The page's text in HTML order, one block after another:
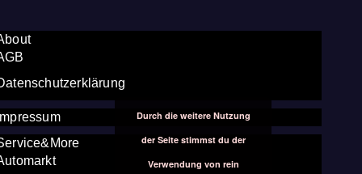
Durch die weitere Nutzung
der Seite stimmst du der
Verwendung von rein